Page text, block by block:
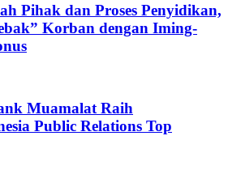
Pihak dan Proses Penyidikan,
Korban dengan Iming-
Muamalat Raih
Public Relations Top